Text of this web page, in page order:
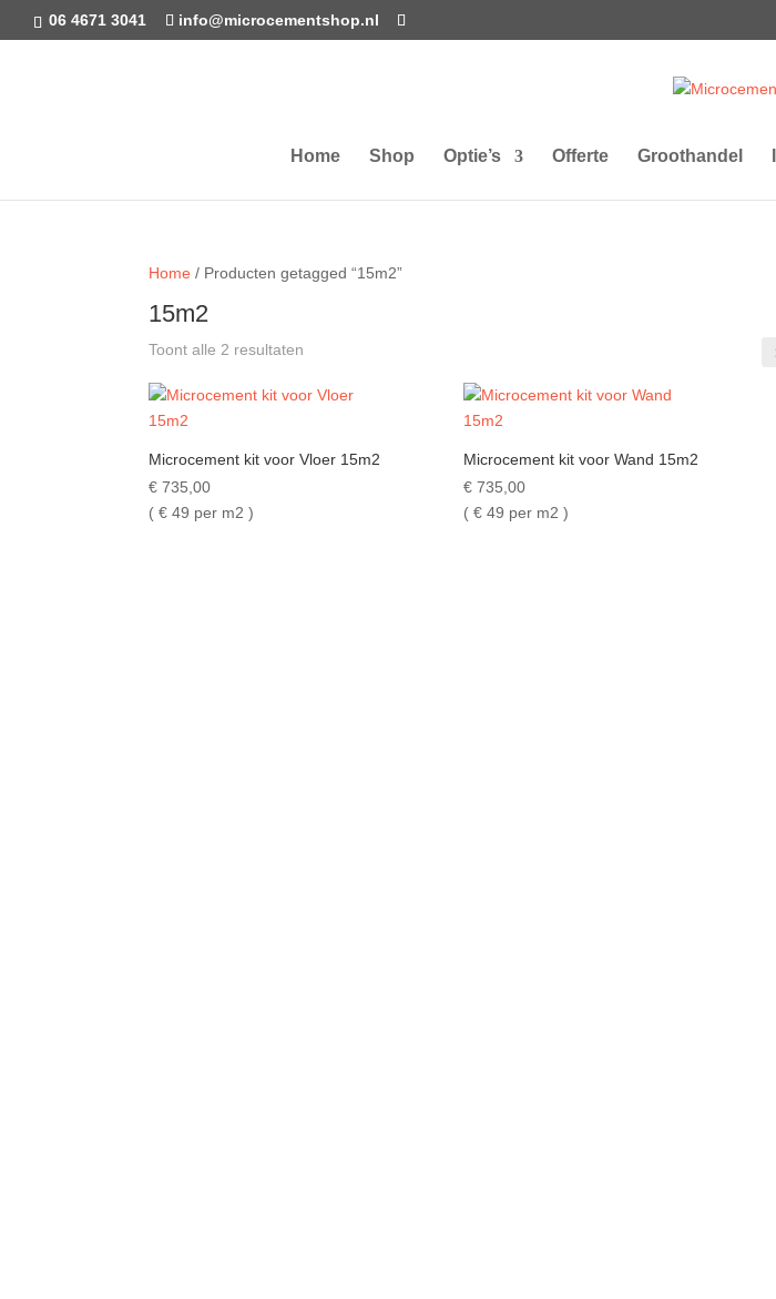
06 4671 3041 info@microcementshop.nl
Home Shop Optie’s Offerte Groothandel
Home / Producten getagged “15m2”
15m2
Toont alle 2 resultaten
Microcement kit voor Vloer 15m2
€ 735,00
( €49 per m2 )
Microcement kit voor Wand 15m2
€735,00
( € 49 per m2 )